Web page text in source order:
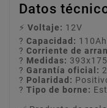
Datos
⚡ Voltaje: 12V
? Capacidad: 110Ah
? Corriente de
? Medidas:
?️ Garantía oficial:
? Polaridad:
? Tipo de borne: